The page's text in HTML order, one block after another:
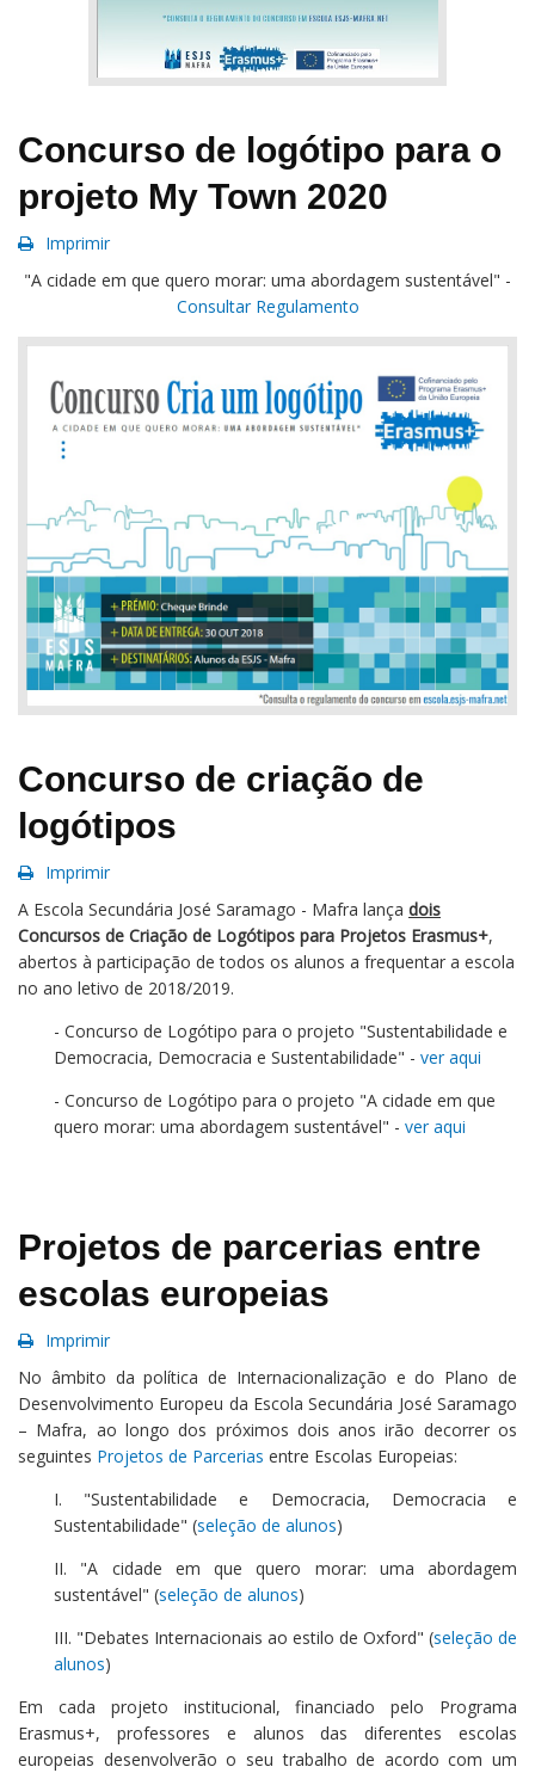
Concurso de logótipo para o
projeto My Town 2020
Imprimir
"A cidade em que quero morar: uma abordagem sustentável" -
Consultar Regulamento
Concurso de criação de
logótipos
Imprimir
A Escola Secundária José Saramago - Mafra lança dois
Concursos de Criação de Logótipos para Projetos Erasmus+,
abertos à participação de todos os alunos a frequentar a escola
no ano letivo de 2018/2019.
- Concurso de Logótipo para o projeto "Sustentabilidade e
Democracia, Democracia e Sustentabilidade" - ver aqui
- Concurso de Logótipo para o projeto "A cidade em que
quero morar: uma abordagem sustentável" - ver aqui
Projetos de parcerias entre
escolas europeias
Imprimir
No âmbito da política de Internacionalização e do Plano de
Desenvolvimento Europeu da Escola Secundária José Saramago
– Mafra, ao longo dos próximos dois anos irão decorrer os
seguintes Projetos de Parcerias entre Escolas Europeias:
I. "Sustentabilidade e Democracia, Democracia e
Sustentabilidade" (seleção de alunos)
II. "A cidade em que quero morar: uma abordagem
sustentável" (seleção de alunos)
III. "Debates Internacionais ao estilo de Oxford" (seleção de
alunos)
Em cada projeto institucional, financiado pelo Programa
Erasmus+, professores e alunos das diferentes escolas
europeias desenvolverão o seu trabalho de acordo com um